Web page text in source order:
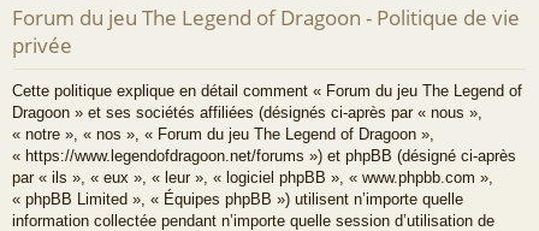
pi s on ist
r
Forum du jeu The Legend of Dragoon - Politique de vie
privée
Cette politique explique en détail comment « Forum du jeu The Legend of
Dragoon » et ses sociétés affiliées (désignés ci-après par « nous »,
« notre », « nos », « Forum du jeu The Legend of Dragoon »,
« https://www.legendofdragoon.net/forums ») et phpBB (désigné ci-après
par « ils », « eux », « leur », « logiciel phpBB », « www.phpbb.com »,
« phpBB Limited », « Équipes phpBB ») utilisent n’importe quelle
information collectée pendant n’importe quelle session d’utilisation de